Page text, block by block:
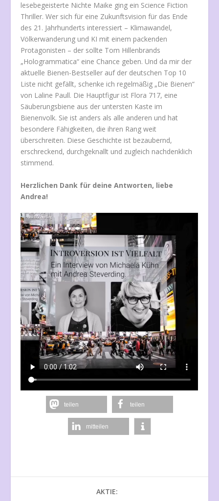
lesebegeisterte Nichte Maike ging ein Science Fiction
Thriller. Wer sich für eine Zukunftsvision für das Ende
des 21. Jahrhunderts interessiert – Klimawandel,
Völkerwanderung und KI mit einem packenden
Protagonisten – der sollte Tom Hillenbrands
„Hologrammatica“ eine Chance geben. Und da mir der
aktuelle Bienen-Bestseller auf der deutschen Top 10
Liste nicht gefällt, schenke ich regelmäßig „Die Bienen“
von Laline Paull. Die Hauptfigur ist Flora 717, eine
Säuberungsbiene aus der untersten Kaste im
Bienenvolk. Sie ist anders als alle anderen und hat
besondere Fähigkeiten, die ihren Rang weit
überschreiten. Diese Geschichte ist bezaubernd,
erschreckend, durchgeknallt und zugleich nachdenklich
stimmend.
Herzlichen Dank für deine Antworten, liebe
Andrea!
teilen teilen
mitteilen
AKTIE: